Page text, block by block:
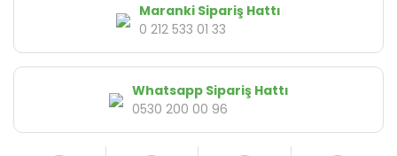
Maranki Sipariş Hattı
0 212 533 01 33
Whatsapp Sipariş Hattı
0530 200 00 96